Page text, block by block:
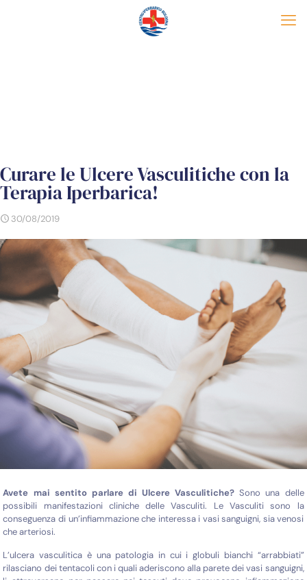
Curare le Ulcere Vasculitiche con la
Terapia Iperbarica!
30/08/2019
Avete mai sentito parlare di Ulcere Vasculitiche? Sono una delle
possibili manifestazioni cliniche delle Vasculiti. Le Vasculiti sono la
conseguenza di un’infiammazione che interessa i vasi sanguigni, sia venosi
che arteriosi.
L’ulcera vasculitica è una patologia in cui i globuli bianchi “arrabbiati”
rilasciano dei tentacoli con i quali aderiscono alla parete dei vasi sanguigni,